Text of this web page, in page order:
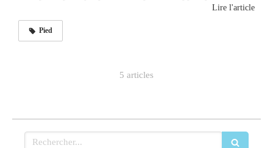
Lire l'article
Pied
5 articles
Rechercher